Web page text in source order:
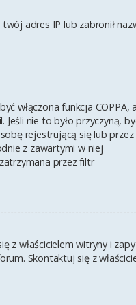
adres IP lub zabronił
włączona funkcja COPPA,
nie to było przyczyną,
rejestrującą się lub przez
z zawartymi w niej
przez filtr
z właścicielem witryny i
Skontaktuj się z